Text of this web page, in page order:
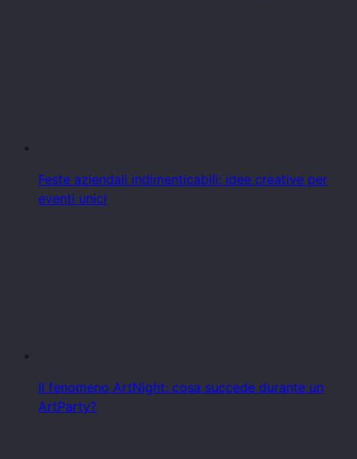
Feste aziendali indimenticabili: idee creative per
eventi unici
Il fenomeno ArtNight: cosa succede durante un
ArtParty?